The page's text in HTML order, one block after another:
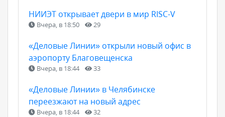
НИИЭТ открывает двери в мир RISC-V
Вчера, в 18:50 29
«Деловые Линии» открыли новый офис в
аэропорту Благовещенска
Вчера, в 18:44 33
«Деловые Линии» в Челябинске
переезжают на новый адрес
Вчера, в 18:44 32